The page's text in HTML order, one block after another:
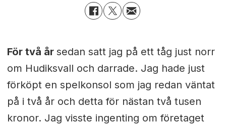
För två år sedan satt jag på ett tåg just norr
om Hudiksvall och darrade. Jag hade just
förköpt en spelkonsol som jag redan väntat
på i två år och detta för nästan två tusen
kronor. Jag visste ingenting om företaget